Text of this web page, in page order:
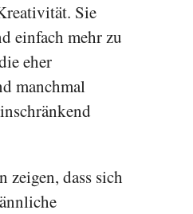
Sie
einfach mehr zu
eher
manchmal
zeigen, dass sich